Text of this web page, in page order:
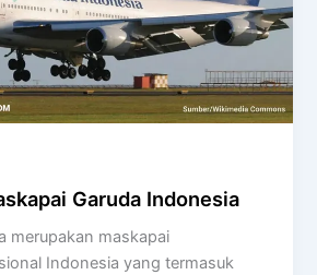
Garuda Indonesia
merupakan maskapai
Indonesia yang termasuk